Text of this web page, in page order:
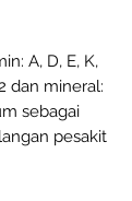
A, D, E, K,
dan mineral:
sebagai
pesakit